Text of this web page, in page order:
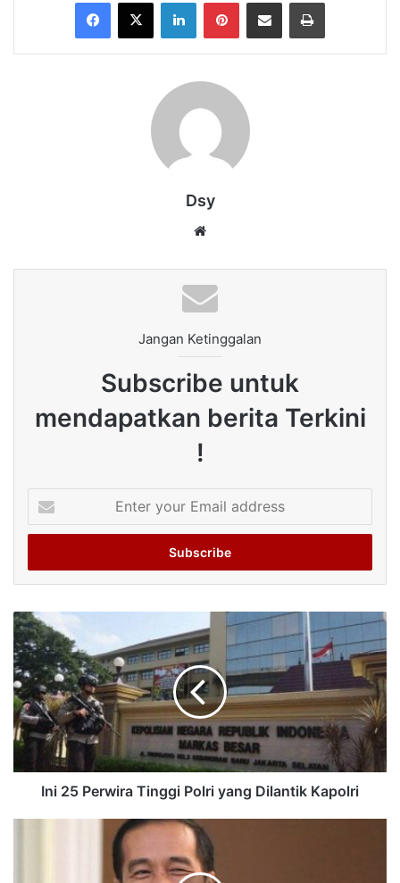
Dsy
Jangan Ketinggalan
Subscribe untuk
mendapatkan berita Terkini
!
your
Email
Ini 25 Perwira Tinggi Polri yang Dilantik Kapolri